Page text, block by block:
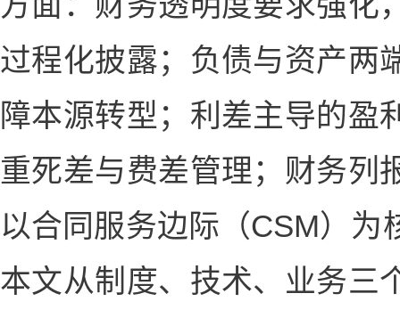
过程化披露；负债与资产两
障本源转型；利差主导的盈
重死差与费差管理；财务列
以合同服务边际（CSM）为
本文从制度、技术、业务三